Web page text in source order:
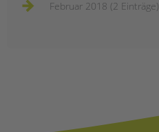
Februar 2018 (2 Einträge)